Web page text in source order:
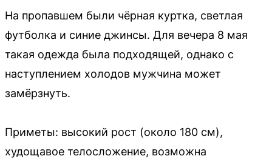
На пропавшем были чёрная куртка, светлая
футболка и синие джинсы. Для вечера 8 мая
такая одежда была подходящей, однако с
наступлением холодов мужчина может
замёрзнуть.
Приметы: высокий рост (около 180 см),
худощавое телосложение, возможна